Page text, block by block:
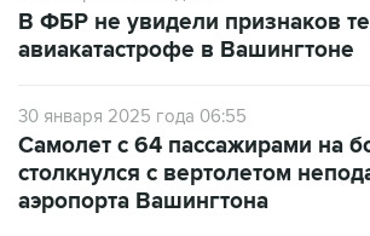
В ФБР не увидели признаков
авиакатастрофе в Вашингтоне
30 января 2025 года 06:55
Самолет с 64 пассажирами на
столкнулся с вертолетом
аэропорта Вашингтона